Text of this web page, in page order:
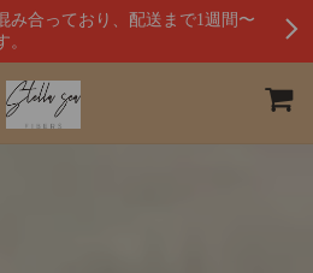
み合っており、配送まで1週間〜
。